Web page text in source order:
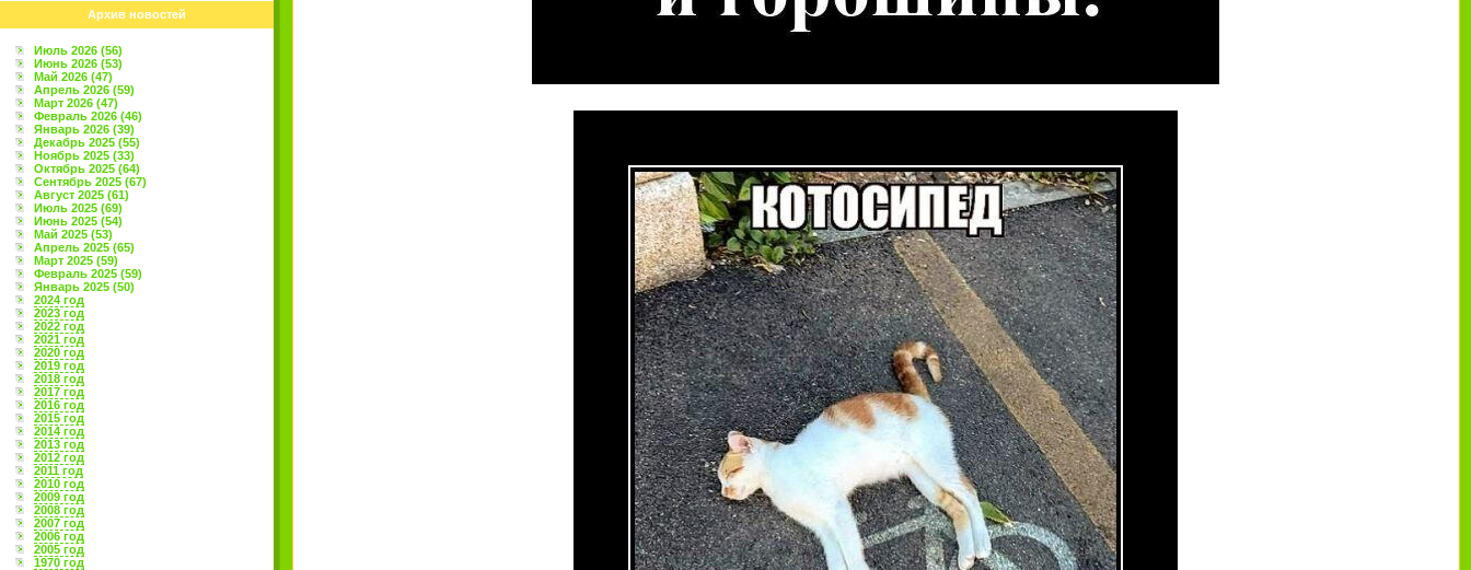
Архив новостей
Июль 2026 (56)
Июнь 2026 (53)
Май 2026 (47)
Апрель 2026 (59)
Март 2026 (47)
Февраль 2026 (46)
Январь 2026 (39)
Декабрь 2025 (55)
Ноябрь 2025 (33)
Октябрь 2025 (64)
Сентябрь 2025 (67)
Август 2025 (61)
Июль 2025 (69)
Июнь 2025 (54)
Май 2025 (53)
Апрель 2025 (65)
Март 2025 (59)
Февраль 2025 (59)
Январь 2025 (50)
2024 год
2023 год
2022 год
2021 год
2020 год
2019 год
2018 год
2017 год
2016 год
2015 год
2014 год
2013 год
2012 год
2011 год
2010 год
2009 год
2008 год
2007 год
2006 год
2005 год
1970 год